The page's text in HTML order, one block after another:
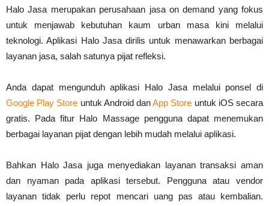
Halo Jasa merupakan perusahaan jasa on demand yang fokus
untuk menjawab kebutuhan kaum urban masa kini melalui
teknologi. Aplikasi Halo Jasa dirilis untuk menawarkan berbagai
layanan jasa, salah satunya pijat refleksi.
Anda dapat mengunduh aplikasi Halo Jasa melalui ponsel di
Google Play Store untuk Android danApp Store untuk iOS secara
gratis. Pada fitur Halo Massage pengguna dapat menemukan
berbagai layanan pijat dengan lebih mudah melalui aplikasi.
Bahkan Halo Jasa juga menyediakan layanan transaksi aman
dan nyaman pada aplikasi tersebut. Pengguna atau vendor
layanan tidak perlu repot mencari uang pas atau kembalian.